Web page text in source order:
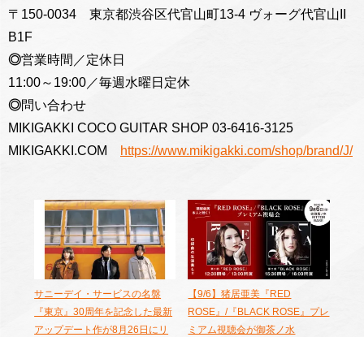
〒150-0034 東京都渋谷区代官山町13-4 ヴォーグ代官山II
B1F
◎営業時間／定休日
11:00～19:00／毎週水曜日定休
◎問い合わせ
MIKIGAKKI COCO GUITAR SHOP 03-6416-3125
MIKIGAKKI.COM
https://www.mikigakki.com/shop/brand/J/
サニーデイ・サービスの名盤
『東京』30周年を記念した最新
アップデート作が8月26日にリ
【9/6】猪居亜美『RED
ROSE』/『BLACK ROSE』プレ
ミアム視聴会が御茶ノ水